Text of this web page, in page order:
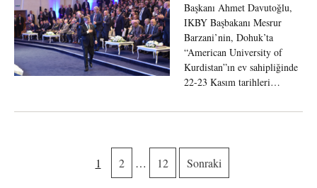
Başkanı Ahmet Davutoğlu,
IKBY Başbakanı Mesrur
Barzani’nin, Dohuk’ta
“American University of
Kurdistan”ın ev sahipliğinde
22-23 Kasım tarihleri…
1 2 … 12 Sonraki